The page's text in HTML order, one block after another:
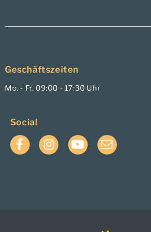
Geschäftszeiten
Mo. - Fr. 09:00 - 17:30 Uhr
Social
FacebookInstagramYouTubeE-
Mail